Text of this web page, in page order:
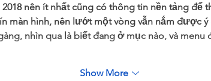
nên ít nhất cũng có thông tin nền tảng để
màn hình, nên lướt một vòng vẫn nắm được ý
nhìn qua là biết đang ở mục nào, và menu
Show More